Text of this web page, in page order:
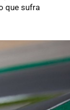
que sufra